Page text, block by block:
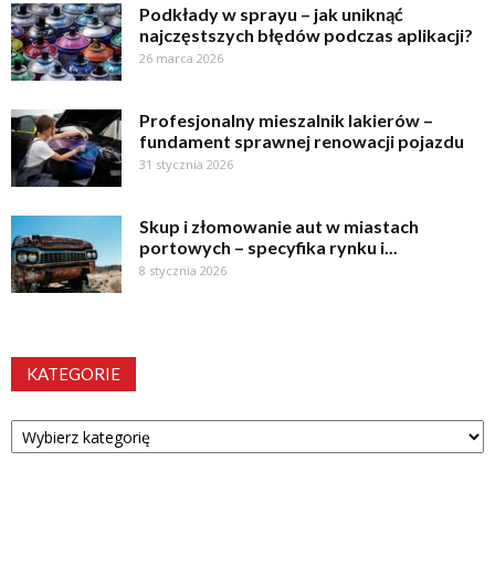
Podkłady w sprayu – jak uniknąć
najczęstszych błędów podczas aplikacji?
26 marca 2026
Profesjonalny mieszalnik lakierów –
fundament sprawnej renowacji pojazdu
31 stycznia 2026
Skup i złomowanie aut w miastach
portowych – specyfika rynku i...
8 stycznia 2026
KATEGORIE
Kategorie